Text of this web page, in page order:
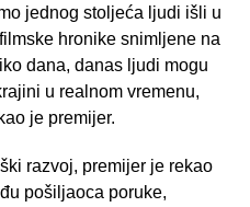
jednog stoljeća ljudi išli u
hronike snimljene na
dana, danas ljudi mogu
u realnom vremenu,
je premijer.
razvoj, premijer je rekao
pošiljaoca poruke,